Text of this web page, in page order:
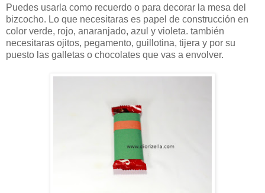
Puedes usarla como recuerdo o para decorar la mesa del
bizcocho. Lo que necesitaras es papel de construcción en
color verde, rojo, anaranjado, azul y violeta. también
necesitaras ojitos, pegamento, guillotina, tijera y por su
puesto las galletas o chocolates que vas a envolver.